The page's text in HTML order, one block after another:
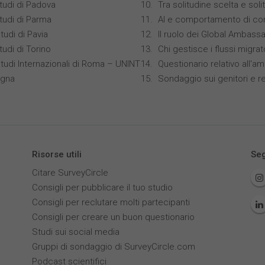
di Padova
di Parma
di Pavia
di Torino
Internazionali di Roma – UNINT
Tra solitudine scelta e
AI e comportamento di
Il ruolo dei Global
Chi gestisce i flussi
Questionario relativo
Sondaggio sui genitori e
Risorse utili
Citare SurveyCircle
Consigli per pubblicare il tuo studio
Consigli per reclutare molti partecipanti
Consigli per creare un buon questionario
Studi sui social media
Gruppi di sondaggio di SurveyCircle.com
Podcast scientifici